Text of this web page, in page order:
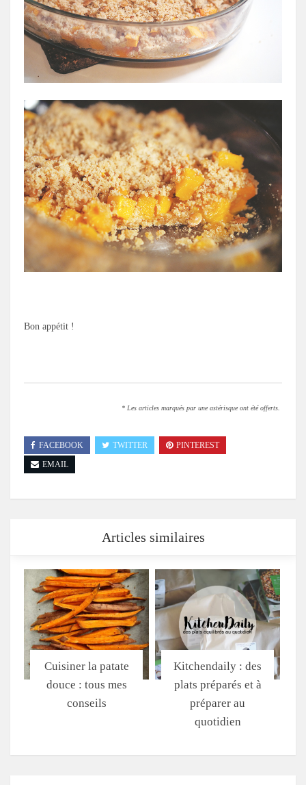
Bon appétit !
* Les articles marqués par une astérisque ont été offerts.
FACEBOOK TWITTER
PINTEREST
EMAIL
Articles similaires
Cuisiner la patate
douce : tous mes
conseils
Kitchendaily : des
plats préparés et à
préparer au
quotidien